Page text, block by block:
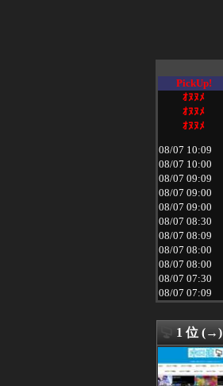
PickUp!
ｵﾇﾇﾒ
ｵﾇﾇﾒ
ｵﾇﾇﾒ
08/07 10:09
08/07 10:00
08/07 09:09
08/07 09:00
08/07 09:00
08/07 08:30
08/07 08:09
08/07 08:00
08/07 08:00
08/07 07:30
08/07 07:09
08/07 07:00
08/07 06:30
08/07 06:09
08/07 06:00
08/07 06:00
1 位 (→)